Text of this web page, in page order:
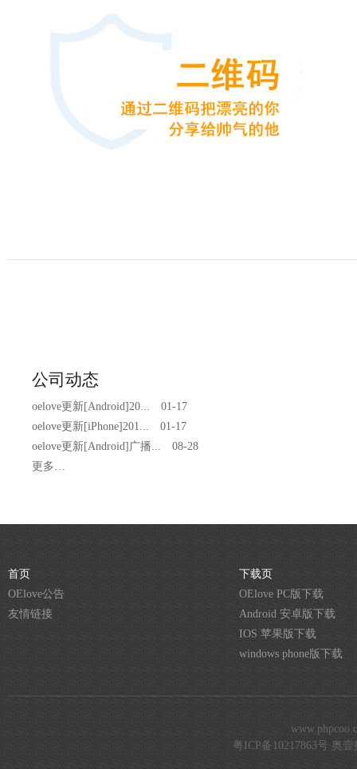
公司动态
oelove更新[Android]20...
01-17
oelove更新[iPhone]201...
01-17
oelove更新[Android]广播...
08-28
更多…
首页
OElove公告
友情链接
下载页
OElove PC版下载
Android 安卓版下载
IOS 苹果版下载
windows phone版下载
粤ICP备10217863号 奥壹